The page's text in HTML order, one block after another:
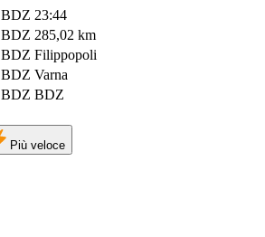
BDZ 23:44
BDZ 285,02 km
BDZ Filippopoli
BDZ Varna
BDZ BDZ
Più veloce